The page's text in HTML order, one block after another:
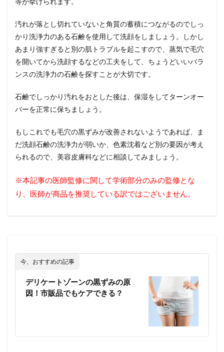
等が挙げられます。
汚れが落とし切れていないと角質の蓄積につながるのでしっ
かり洗浄力のある石鹸を使用して洗顔をしましょう。しかし
あまり強すぎると別の肌トラブルを起こすので、蒸気で毛穴
を開いてから洗顔するなどの工夫をして、ちょうどいいバラ
ンスの洗浄力の石鹸を探すことが大切です。
石鹸でしっかり汚れをおとした後は、保湿をしてターンオー
バーを正常に保ちましょう。
もしこれでも毛穴の黒ずみが改善されないようであれば、ま
だ洗顔石鹸の洗浄力が弱いか、色素沈着など別の要因が考え
られるので、美容皮膚科などに相談してみましょう。
※本記事の医師監修に関して学術部分のみの監修とな
り、医師が商品を推奨している訳ではございません。
今、おすすめの記事
デリケートゾーンの黒ずみの原
因！市販品でもケアできる？